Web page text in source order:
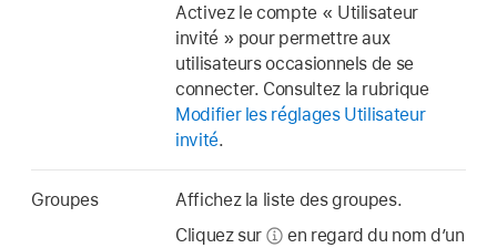
Activez le compte « Utilisateur
invité » pour permettre aux
utilisateurs occasionnels de se
connecter. Consultez la rubrique
Modifier les réglages Utilisateur
invité.
Groupes
Affichez la liste des groupes.
Cliquez sur
en regard du nom d’un